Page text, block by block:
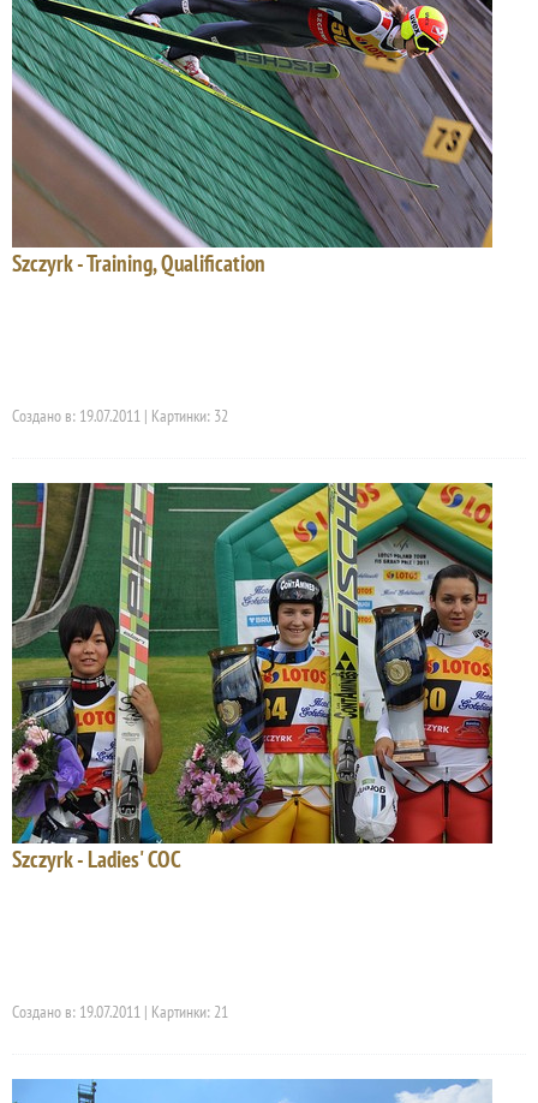
Szczyrk - Training, Qualification
Создано в: 19.07.2011 | Картинки: 32
Szczyrk - Ladies' COC
Создано в: 19.07.2011 | Картинки: 21